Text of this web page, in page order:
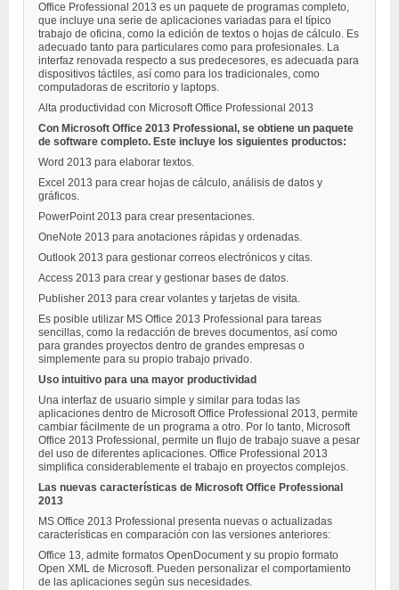
Office Professional 2013 es un paquete de programas completo,
que incluye una serie de aplicaciones variadas para el típico
trabajo de oficina, como la edición de textos o hojas de cálculo. Es
adecuado tanto para particulares como para profesionales. La
interfaz renovada respecto a sus predecesores, es adecuada para
dispositivos táctiles, así como para los tradicionales, como
computadoras de escritorio y laptops.
Alta productividad con Microsoft Office Professional 2013
Con Microsoft Office 2013 Professional, se obtiene un paquete
de software completo. Este incluye los siguientes productos:
Word 2013 para elaborar textos.
Excel 2013 para crear hojas de cálculo, análisis de datos y
gráficos.
PowerPoint 2013 para crear presentaciones.
OneNote 2013 para anotaciones rápidas y ordenadas.
Outlook 2013 para gestionar correos electrónicos y citas.
Access 2013 para crear y gestionar bases de datos.
Publisher 2013 para crear volantes y tarjetas de visita.
Es posible utilizar MS Office 2013 Professional para tareas
sencillas, como la redacción de breves documentos, así como
para grandes proyectos dentro de grandes empresas o
simplemente para su propio trabajo privado.
Uso intuitivo para una mayor productividad
Una interfaz de usuario simple y similar para todas las
aplicaciones dentro de Microsoft Office Professional 2013, permite
cambiar fácilmente de un programa a otro. Por lo tanto, Microsoft
Office 2013 Professional, permite un flujo de trabajo suave a pesar
del uso de diferentes aplicaciones. Office Professional 2013
simplifica considerablemente el trabajo en proyectos complejos.
Las nuevas características de Microsoft Office Professional
2013
MS Office 2013 Professional presenta nuevas o actualizadas
características en comparación con las versiones anteriores:
Office 13, admite formatos OpenDocument y su propio formato
Open XML de Microsoft. Pueden personalizar el comportamiento
de las aplicaciones según sus necesidades.